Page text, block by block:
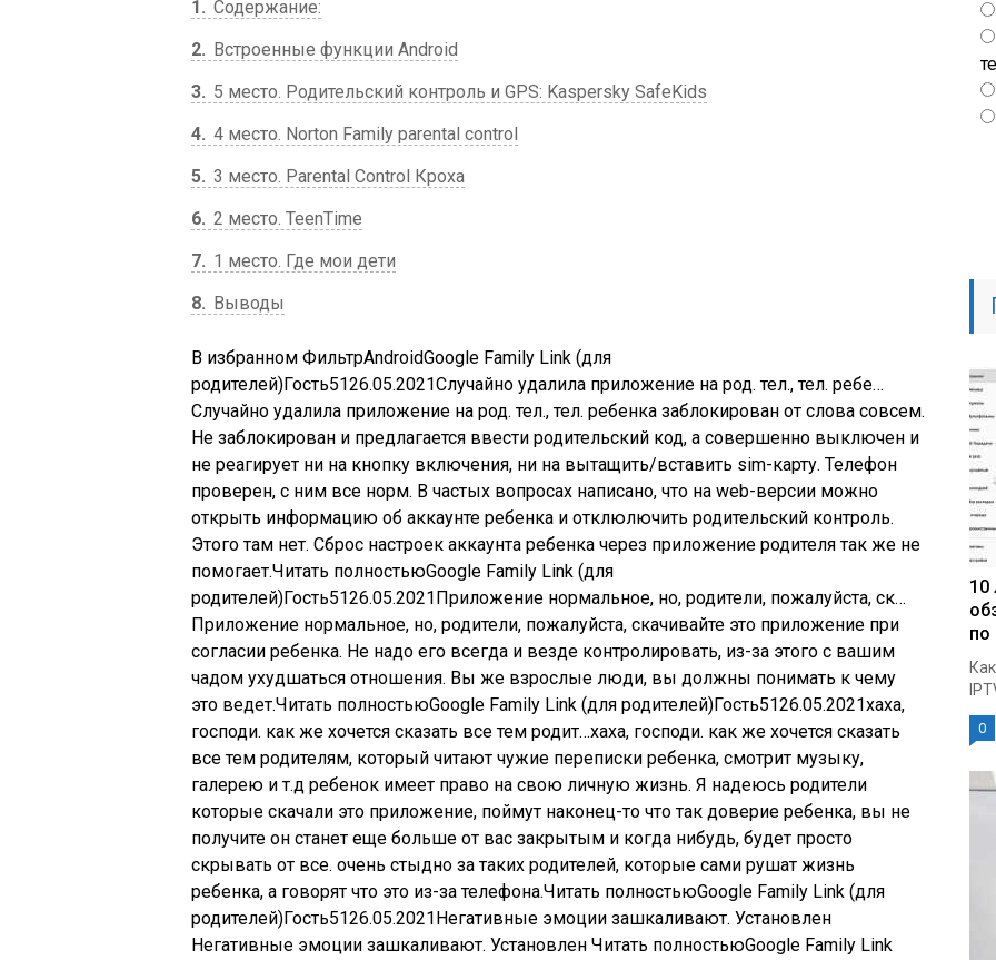
1
Содержание:
2
Встроенные функции Android
3
5 место. Родительский контроль и GPS: Kaspersky SafeKids
4 4 место. Norton Family parental control
5 3 место. Parental Control Кроха
6 2 место. TeenTime
7
1 место. Где мои дети
8
Выводы
В избранном ФильтрAndroidGoogle Family Link (для
родителей)Гость5126.05.2021Случайно удалила приложение на род. тел., тел. ребе…
Случайно удалила приложение на род. тел., тел. ребенка заблокирован от слова совсем.
Не заблокирован и предлагается ввести родительский код, а совершенно выключен и
не реагирует ни на кнопку включения, ни на вытащить/вставить sim-карту. Телефон
проверен, с ним все норм. В частых вопросах написано, что на web-версии можно
открыть информацию об аккаунте ребенка и отклюлючить родительский контроль.
Этого там нет. Сброс настроек аккаунта ребенка через приложение родителя так же не
помогает.Читать полностьюGoogle Family Link (для
родителей)Гость5126.05.2021Приложение нормальное, но, родители, пожалуйста, ск…
Приложение нормальное, но, родители, пожалуйста, скачивайте это приложение при
согласии ребенка. Не надо его всегда и везде контролировать, из-за этого с вашим
чадом ухудшаться отношения. Вы же взрослые люди, вы должны понимать к чему
это ведет.Читать полностьюGoogle Family Link (для родителей)Гость5126.05.2021хаха,
господи. как же хочется сказать все тем родит…хаха, господи. как же хочется сказать
все тем родителям, который читают чужие переписки ребенка, смотрит музыку,
галерею и т.д ребенок имеет право на свою личную жизнь. Я надеюсь родители
которые скачали это приложение, поймут наконец-то что так доверие ребенка, вы не
получите он станет еще больше от вас закрытым и когда нибудь, будет просто
скрывать от все. очень стыдно за таких родителей, которые сами рушат жизнь
ребенка, а говорят что это из-за телефона.Читать полностьюGoogle Family Link (для
родителей)Гость5126.05.2021Негативные эмоции зашкаливают. Установлен
Негативные эмоции зашкаливают. Установлен Читать полностьюGoogle Family Link
10
по
0